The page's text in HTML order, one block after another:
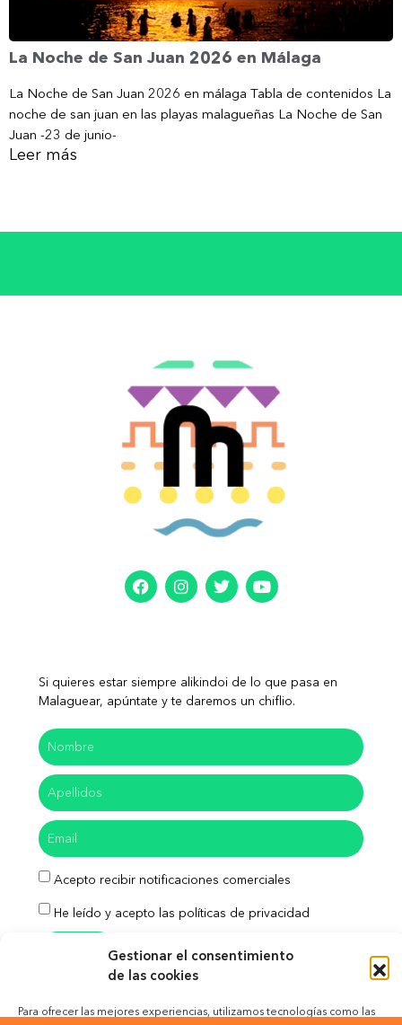
Gestionar el consentimiento
de las cookies
Para ofrecer las mejores experiencias, utilizamos tecnologías como las
La Noche de San Juan 2026 en Málaga
La Noche de San Juan 2026 en málaga Tabla de contenidos La
noche de san juan en las playas malagueñas La Noche de San
Juan -23 de junio-
Leer más
Si quieres estar siempre alikindoi de lo que pasa en
Malaguear, apúntate y te daremos un chiflio.
Acepto recibir notificaciones comerciales
He leído y acepto las políticas de privacidad